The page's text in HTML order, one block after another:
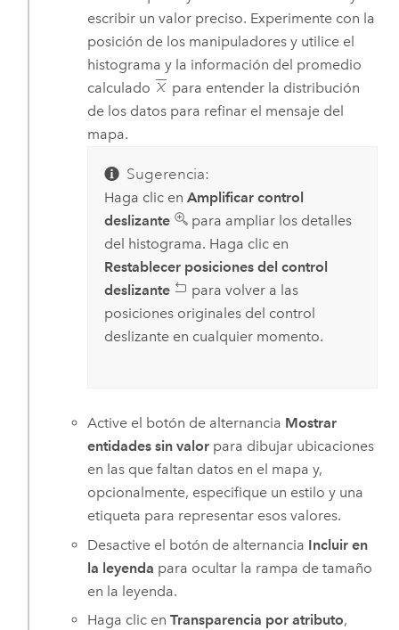
escribir un valor preciso. Experimente con la
posición de los manipuladores y utilice el
histograma y la información del promedio
calculado
para entender la distribución
de los datos para refinar el mensaje del
mapa.
Sugerencia:
Haga clic en Amplificar control
deslizante
para ampliar los detalles
del histograma. Haga clic en
Restablecer posiciones del control
deslizante
para volver a las
posiciones originales del control
deslizante en cualquier momento.
Active el botón de alternancia Mostrar
entidades sin valor para dibujar ubicaciones
en las que faltan datos en el mapa y,
opcionalmente, especifique un estilo y una
etiqueta para representar esos valores.
Desactive el botón de alternancia Incluir en
la leyenda para ocultar la rampa de tamaño
en la leyenda.
Haga clic enTransparencia por atributo,